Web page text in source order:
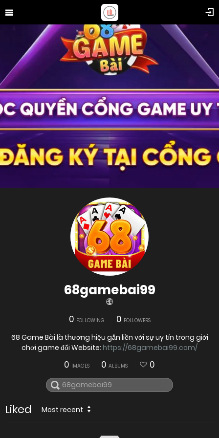
68gamebai99
0 FOLLOWING 0 FOLLOWERS
68 Game Bài là thương hiệu gắn liền với sự uy tín trong giới
chơi game đổi Website: https://68gamebai99.com/
0 IMAGES 0 ALBUMS 0
Liked Most recent